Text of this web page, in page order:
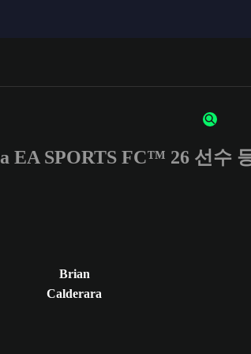
이상의 문자 또는 숫자를 입력하세요
EA SPORTS FC™ 26 선수
Brian
Calderara